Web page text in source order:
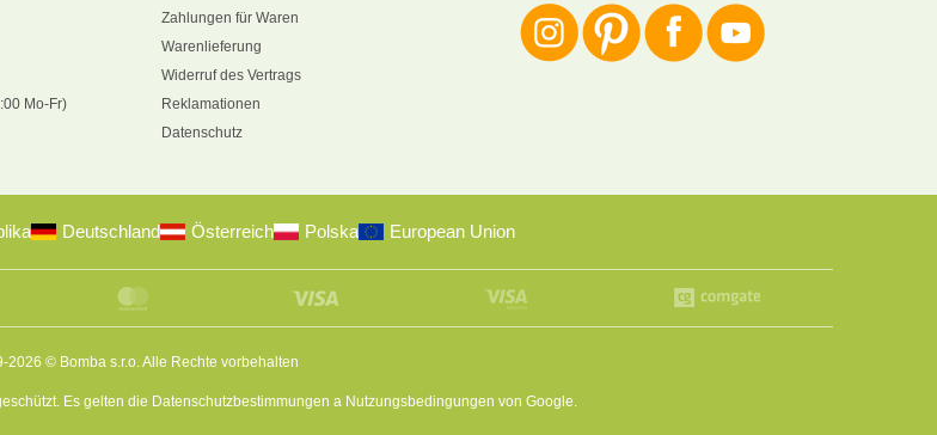
Mo-Fr)
Zahlungen für Waren
Warenlieferung
Widerruf des Vertrags
Reklamationen
Datenschutz
Deutschland Österreich Polska European Union
2026 © Bomba s.r.o.Alle Rechte vorbehalten
Es gelten die Datenschutzbestimmungen a Nutzungsbedingungen von Google.